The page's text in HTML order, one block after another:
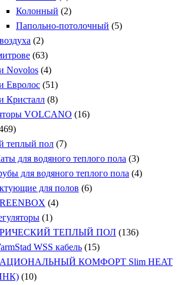
Колонный (2)
Папольно-потолочный (5)
(2)
(63)
Novolos (4)
Евролос (51)
Кристалл (8)
VOLCANO (16)
теплый пол (7)
для водяного теплого пола (3)
для водяного теплого пола (4)
для полов (6)
(4)
(1)
ТЕПЛЫЙ ПОЛ (136)
WSS кабель (15)
КОМФОРТ Slim HEAT
(10)